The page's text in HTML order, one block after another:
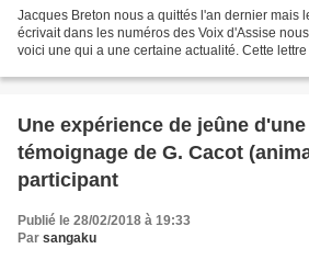
Jacques Breton nous a quittés l'an dernier mais
écrivait dans les numéros des Voix d'Assise
voici une qui a une certaine actualité. Cette
Une expérience de jeûne
témoignage de G. Cacot
participant
Publié le 28/02/2018 à 19:33
Par sangaku